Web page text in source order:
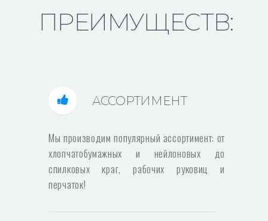
ПРЕИМУЩЕСТВ:
АССОРТИМЕНТ
Мы производим популярный ассортимент: от
хлопчатобумажных и нейлоновых до
спилковых краг, рабочих руковиц и
перчаток!